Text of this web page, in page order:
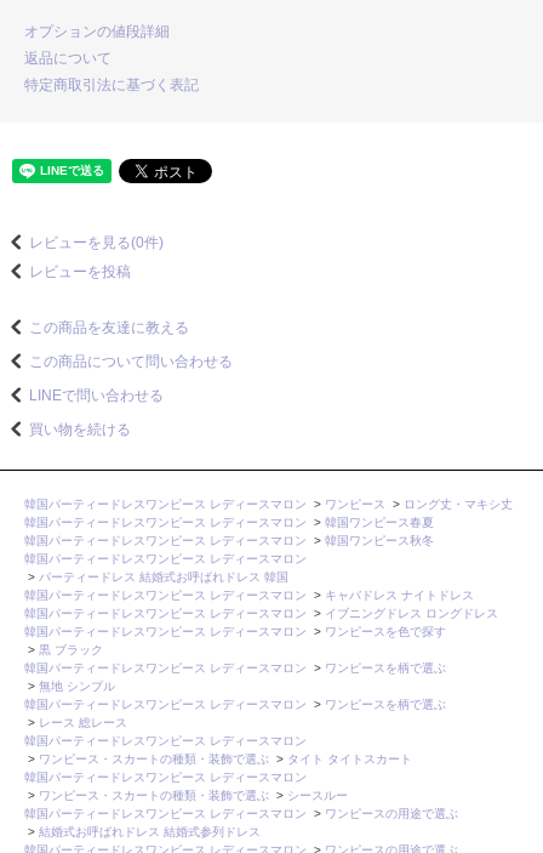
オプションの値段詳細
返品について
特定商取引法に基づく表記
レビューを見る(0件)
レビューを投稿
この商品を友達に教える
この商品について問い合わせる
LINEで問い合わせる
買い物を続ける
韓国パーティードレスワンピース レディースマロン > ワンピース > ロング丈・マキシ丈
韓国パーティードレスワンピース レディースマロン
> 韓国ワンピース春夏
韓国パーティードレスワンピース レディースマロン
> 韓国ワンピース秋冬
韓国パーティードレスワンピース レディースマロン
> パーティードレス 結婚式お呼ばれドレス 韓国
韓国パーティードレスワンピース レディースマロン
> キャバドレス ナイトドレス
韓国パーティードレスワンピース レディースマロン
> イブニングドレス ロングドレス
韓国パーティードレスワンピース レディースマロン
> ワンピースを色で探す
> 黒 ブラック
韓国パーティードレスワンピース レディースマロン
> ワンピースを柄で選ぶ
> 無地 シンプル
韓国パーティードレスワンピース レディースマロン
> ワンピースを柄で選ぶ
> レース 総レース
韓国パーティードレスワンピース レディースマロン
> ワンピース・スカートの種類・装飾で選ぶ > タイト タイトスカート
韓国パーティードレスワンピース レディースマロン
> ワンピース・スカートの種類・装飾で選ぶ > シースルー
韓国パーティードレスワンピース レディースマロン
> ワンピースの用途で選ぶ
> 結婚式お呼ばれドレス 結婚式参列ドレス